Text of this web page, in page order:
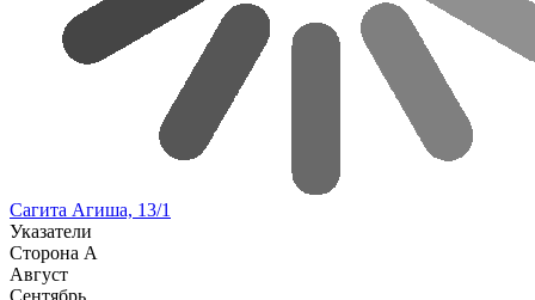
Сагита Агиша, 13/1
Указатели
Сторона А
Август
Сентябрь